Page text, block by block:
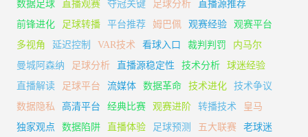
数据足球 直播观赛 夺冠关键 足球分析
直播源推荐
前锋进化
足球转播 平台推荐 姆巴佩 观赛经验
观赛平台
多视角
延迟控制 VAR技术 看球入口 裁判判罚
内马尔
曼城阿森纳
足球分析 直播源稳定性 技术分析
球迷经验
直播解读
足球平台 流媒体 数据革命 技术进化
技术争议
数据隐私
高清平台 经典比赛 观赛进阶 转播技术
皇马
独家观点
数据陷阱 直播体验 足球预测 五大联赛
老球迷